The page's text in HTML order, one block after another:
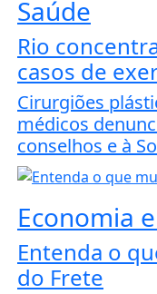
Saúde
Rio
casos de
Cirurgiões
médicos
conselhos e à
Economia
Entenda o
do Frete